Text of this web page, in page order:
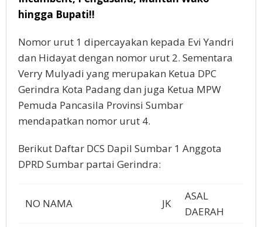
hingga Bupati!!
Nomor urut 1 dipercayakan kepada Evi Yandri
dan Hidayat dengan nomor urut 2. Sementara
Verry Mulyadi yang merupakan Ketua DPC
Gerindra Kota Padang dan juga Ketua MPW
Pemuda Pancasila Provinsi Sumbar
mendapatkan nomor urut 4.
Berikut Daftar DCS Dapil Sumbar 1 Anggota
DPRD Sumbar partai Gerindra:
NO NAMA JK
ASAL
DAERAH